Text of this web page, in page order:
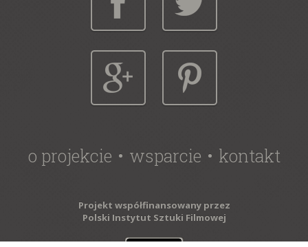
o projekcie wsparcie kontakt
Projekt współfinansowany przez